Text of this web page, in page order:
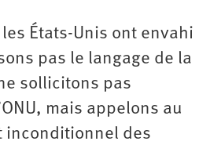
États-Unis ont envahi
pas le langage de la
sollicitons pas
mais appelons au
inconditionnel des